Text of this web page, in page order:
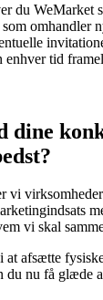
du WeMarket
omhandler
enhver tid
dine
vi
vi skal
at afsætte
du nu få glæde